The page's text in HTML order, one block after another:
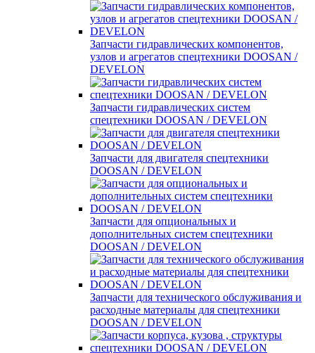
Запчасти гидравлических компонентов,
узлов и агрегатов спецтехники DOOSAN /
DEVELON
Запчасти гидравлических систем
спецтехники DOOSAN / DEVELON
Запчасти для двигателя спецтехники
DOOSAN / DEVELON
Запчасти для опциональных и
дополнительных систем спецтехники
DOOSAN / DEVELON
Запчасти для технического обслуживания и
расходные материалы для спецтехники
DOOSAN / DEVELON